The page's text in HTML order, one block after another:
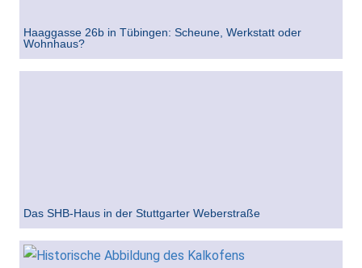
Haaggasse 26b in Tübingen: Scheune, Werkstatt oder
Wohnhaus?
Das SHB-Haus in der Stuttgarter Weberstraße